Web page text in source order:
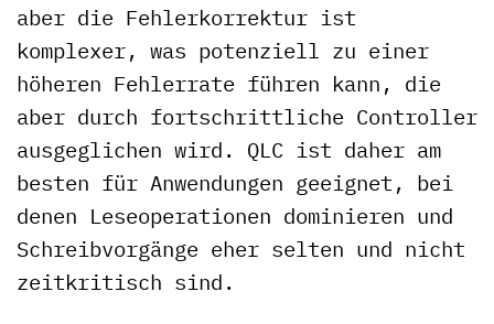
aber die Fehlerkorrektur ist
komplexer, was potenziell zu einer
höheren Fehlerrate führen kann, die
aber durch fortschrittliche Controller
ausgeglichen wird. QLC ist daher am
besten für Anwendungen geeignet, bei
denen Leseoperationen dominieren und
Schreibvorgänge eher selten und nicht
zeitkritisch sind.